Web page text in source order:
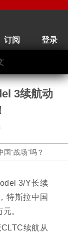
订阅 登录
3续航动
“战场”吗？
3/Y长续
特斯拉中国
。
续航从